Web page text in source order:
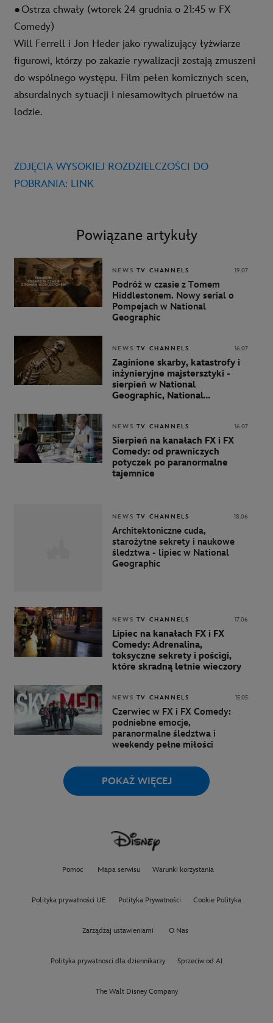
● Ostrza chwały (wtorek 24 grudnia o 21:45 w FX
Comedy)
Will Ferrell i Jon Heder jako rywalizujący łyżwiarze
figurowi, którzy po zakazie rywalizacji zostają zmuszeni
do wspólnego występu. Film pełen komicznych scen,
absurdalnych sytuacji i niesamowitych piruetów na
lodzie.
ZDJĘCIA WYSOKIEJ ROZDZIELCZOŚCI DO
POBRANIA: LINK
Powiązane artykuły
NEWS TV CHANNELS 19.07
Podróż w czasie z Tomem
Hiddlestonem. Nowy serial o
Pompejach w National
Geographic
NEWS TV CHANNELS 16.07
Zaginione skarby, katastrofy i
inżynieryjne majstersztyki -
sierpień w National
Geographic, National
NEWS TV CHANNELS 16.07
Sierpień na kanałach FX i FX
Comedy: od prawniczych
potyczek po paranormalne
tajemnice
NEWS TV CHANNELS 18.06
Architektoniczne cuda,
starożytne sekrety i naukowe
śledztwa - lipiec w National
Geographic
NEWS TV CHANNELS 17.06
Lipiec na kanałach FX i FX
Comedy: Adrenalina,
toksyczne sekrety i pościgi,
które skradną letnie wieczory
NEWS TV CHANNELS 15.05
Czerwiec w FX i FX Comedy:
podniebne emocje,
paranormalne śledztwa i
weekendy pełne miłości
POKAŻ WIĘCEJ
Pomoc Mapa serwisu Warunki korzystania
Polityka prywatności UE Polityka Prywatności Cookie Polityka
Zarządzaj ustawieniami O Nas
Polityka prywatnosci dla dziennikarzy Sprzeciw od AI
The Walt Disney Company